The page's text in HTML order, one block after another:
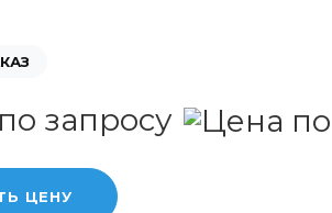
запросу
ЦЕНУ